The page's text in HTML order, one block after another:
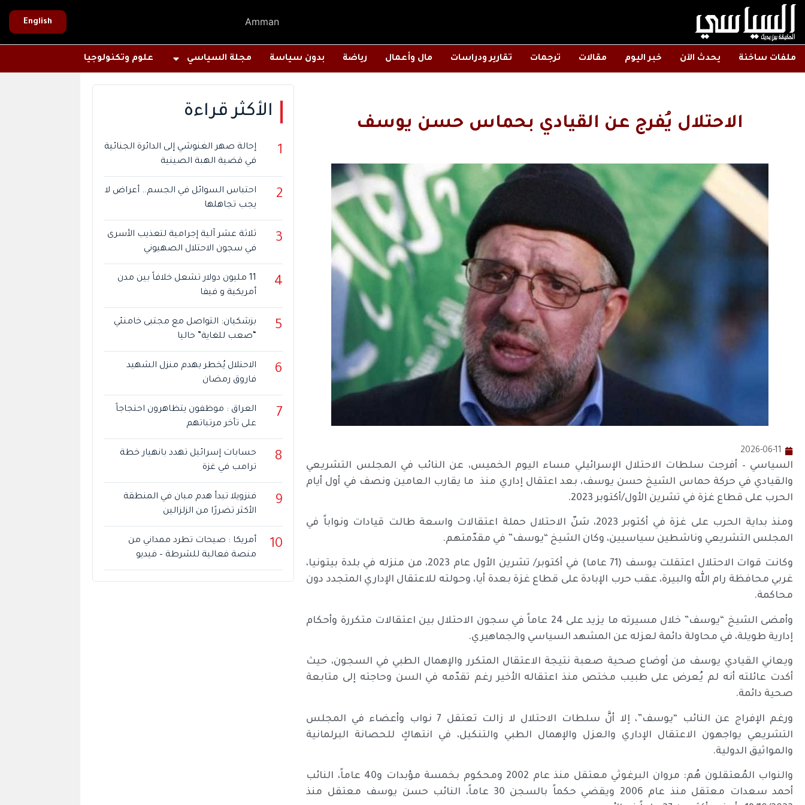
Amman
English
ملفات ساخنة يحدث الآن خبر اليوم مقالات ترجمات تقارير ودراسات مال وأعمال رياضة بدون سياسة مجلة السياسي علوم وتكنولوجيا
الاحتلال يُفرج عن القيادي بحماس حسن يوسف
2026-06-11
السياسي – أفرجت سلطات الاحتلال الإسرائيلي مساء اليوم الخميس، عن النائب في المجلس التشريعي
والقيادي في حركة حماس الشيخ حسن يوسف، بعد اعتقال إداري منذ ما يقارب العامين ونصف في أول أيام
الحرب على قطاع غزة في تشرين الأول/أكتوبر 2023.
ومنذ بداية الحرب على غزة في أكتوبر 2023، شنّ الاحتلال حملة اعتقالات واسعة طالت قيادات ونواباً في
المجلس التشريعي وناشطين سياسيين، وكان الشيخ “يوسف” في مقدّمتهم.
وكانت قوات الاحتلال اعتقلت يوسف (71 عاما) في أكتوبر/ تشرين الأول عام 2023، من منزله في بلدة بيتونيا،
غربي محافظة رام الله والبيرة، عقب حرب الإبادة على قطاع غزة بعدة أيا، وحولته للاعتقال الإداري المتجدد دون
محاكمة.
وأمضى الشيخ “يوسف” خلال مسيرته ما يزيد على 24 عاماً في سجون الاحتلال بين اعتقالات متكررة وأحكام
إدارية طويلة، في محاولة دائمة لعزله عن المشهد السياسي والجماهيري.
ويعاني القيادي يوسف من أوضاع صحية صعبة نتيجة الاعتقال المتكرر والإهمال الطبي في السجون، حيث
أكدت عائلته أنه لم يُعرض على طبيب مختص منذ اعتقاله الأخير رغم تقدّمه في السن وحاجته إلى متابعة
صحية دائمة.
ورغم الإفراج عن النائب “يوسف”، إلا أنَّ سلطات الاحتلال لا زالت تعتقل 7 نواب وأعضاء في المجلس
التشريعي يواجهون الاعتقال الإداري والعزل والإهمال الطبي والتنكيل، في انتهاكٍ للحصانة البرلمانية
والمواثيق الدولية.
والنواب المُعتقلون هُم: مروان البرغوثي معتقل منذ عام 2002 ومحكوم بخمسة مؤبدات و40 عاماً، النائب
أحمد سعدات معتقل منذ عام 2006 ويقضي حكماً بالسجن 30 عاماً، النائب حسن يوسف معتقل منذ
الأكثر قراءة
1
إحالة صهر الغنوشي إلى الدائرة الجنائية
في قضية الهبة الصينية
2
احتباس السوائل في الجسم.. أعراض لا
يجب تجاهلها
3
ثلاثة عشر آلية إجرامية لتعذيب الأسرى
في سجون الاحتلال الصهيوني
4
11 مليون دولار تشعل خلافاً بين مدن
أمريكية و فيفا
5
بزشكيان: التواصل مع مجتبى خامنئي
“صعب للغاية” حاليا
6
الاحتلال يُخطر بهدم منزل الشهيد
فاروق رمضان
7
العراق : موظفون يتظاهرون احتجاجاً
على تأخر مرتباتهم
8
حسابات إسرائيل تهدد بانهيار خطة
ترامب في غزة
9
فنزويلا تبدأ هدم مبان في المنطقة
الأكثر تضررًا من الزلزالين
10
أمريكا : صيحات تطرد ممداني من
منصة فعالية للشرطة – فيديو